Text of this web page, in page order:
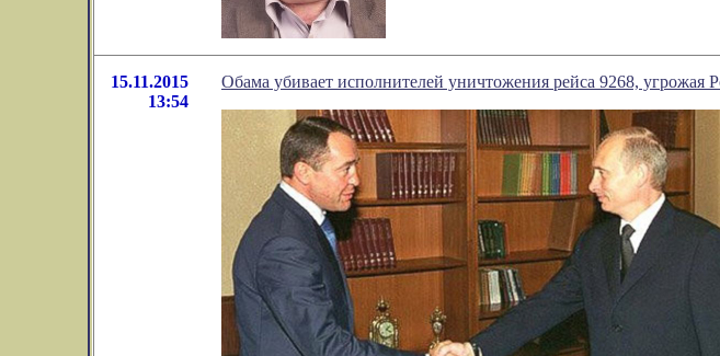
15.11.2015
13:54
Обама убивает исполнителей уничтожения рейса 9268, угрожая